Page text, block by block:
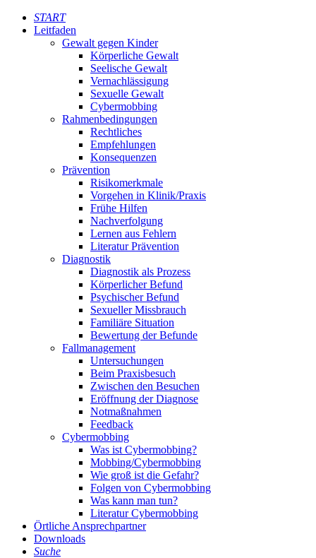
START
Leitfaden
Gewalt gegen Kinder
Körperliche Gewalt
Seelische Gewalt
Vernachlässigung
Sexuelle Gewalt
Cybermobbing
Rahmenbedingungen
Rechtliches
Empfehlungen
Konsequenzen
Prävention
Risikomerkmale
Vorgehen in Klinik/Praxis
Frühe Hilfen
Nachverfolgung
Lernen aus Fehlern
Literatur Prävention
Diagnostik
Diagnostik als Prozess
Körperlicher Befund
Psychischer Befund
Sexueller Missbrauch
Familiäre Situation
Bewertung der Befunde
Fallmanagement
Untersuchungen
Beim Praxisbesuch
Zwischen den Besuchen
Eröffnung der Diagnose
Notmaßnahmen
Feedback
Cybermobbing
Was ist Cybermobbing?
Mobbing/Cybermobbing
Wie groß ist die Gefahr?
Folgen von Cybermobbing
Was kann man tun?
Literatur Cybermobbing
Örtliche Ansprechpartner
Downloads
Suche